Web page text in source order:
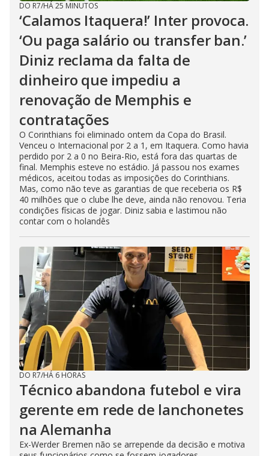
DO R7/HÁ 25 MINUTOS
‘Calamos Itaquera!’ Inter provoca.
‘Ou paga salário ou transfer ban.’
Diniz reclama da falta de
dinheiro que impediu a
renovação de Memphis e
contratações
O Corinthians foi eliminado ontem da Copa do Brasil.
Venceu o Internacional por 2 a 1, em Itaquera. Como havia
perdido por 2 a 0 no Beira-Rio, está fora das quartas de
final. Memphis esteve no estádio. Já passou nos exames
médicos, aceitou todas as imposições do Corinthians.
Mas, como não teve as garantias de que receberia os R$
40 milhões que o clube lhe deve, ainda não renovou. Teria
condições físicas de jogar. Diniz sabia e lastimou não
contar com o holandês
DO R7/HÁ 6 HORAS
Técnico abandona futebol e vira
gerente em rede de lanchonetes
na Alemanha
Ex-Werder Bremen não se arrepende da decisão e motiva